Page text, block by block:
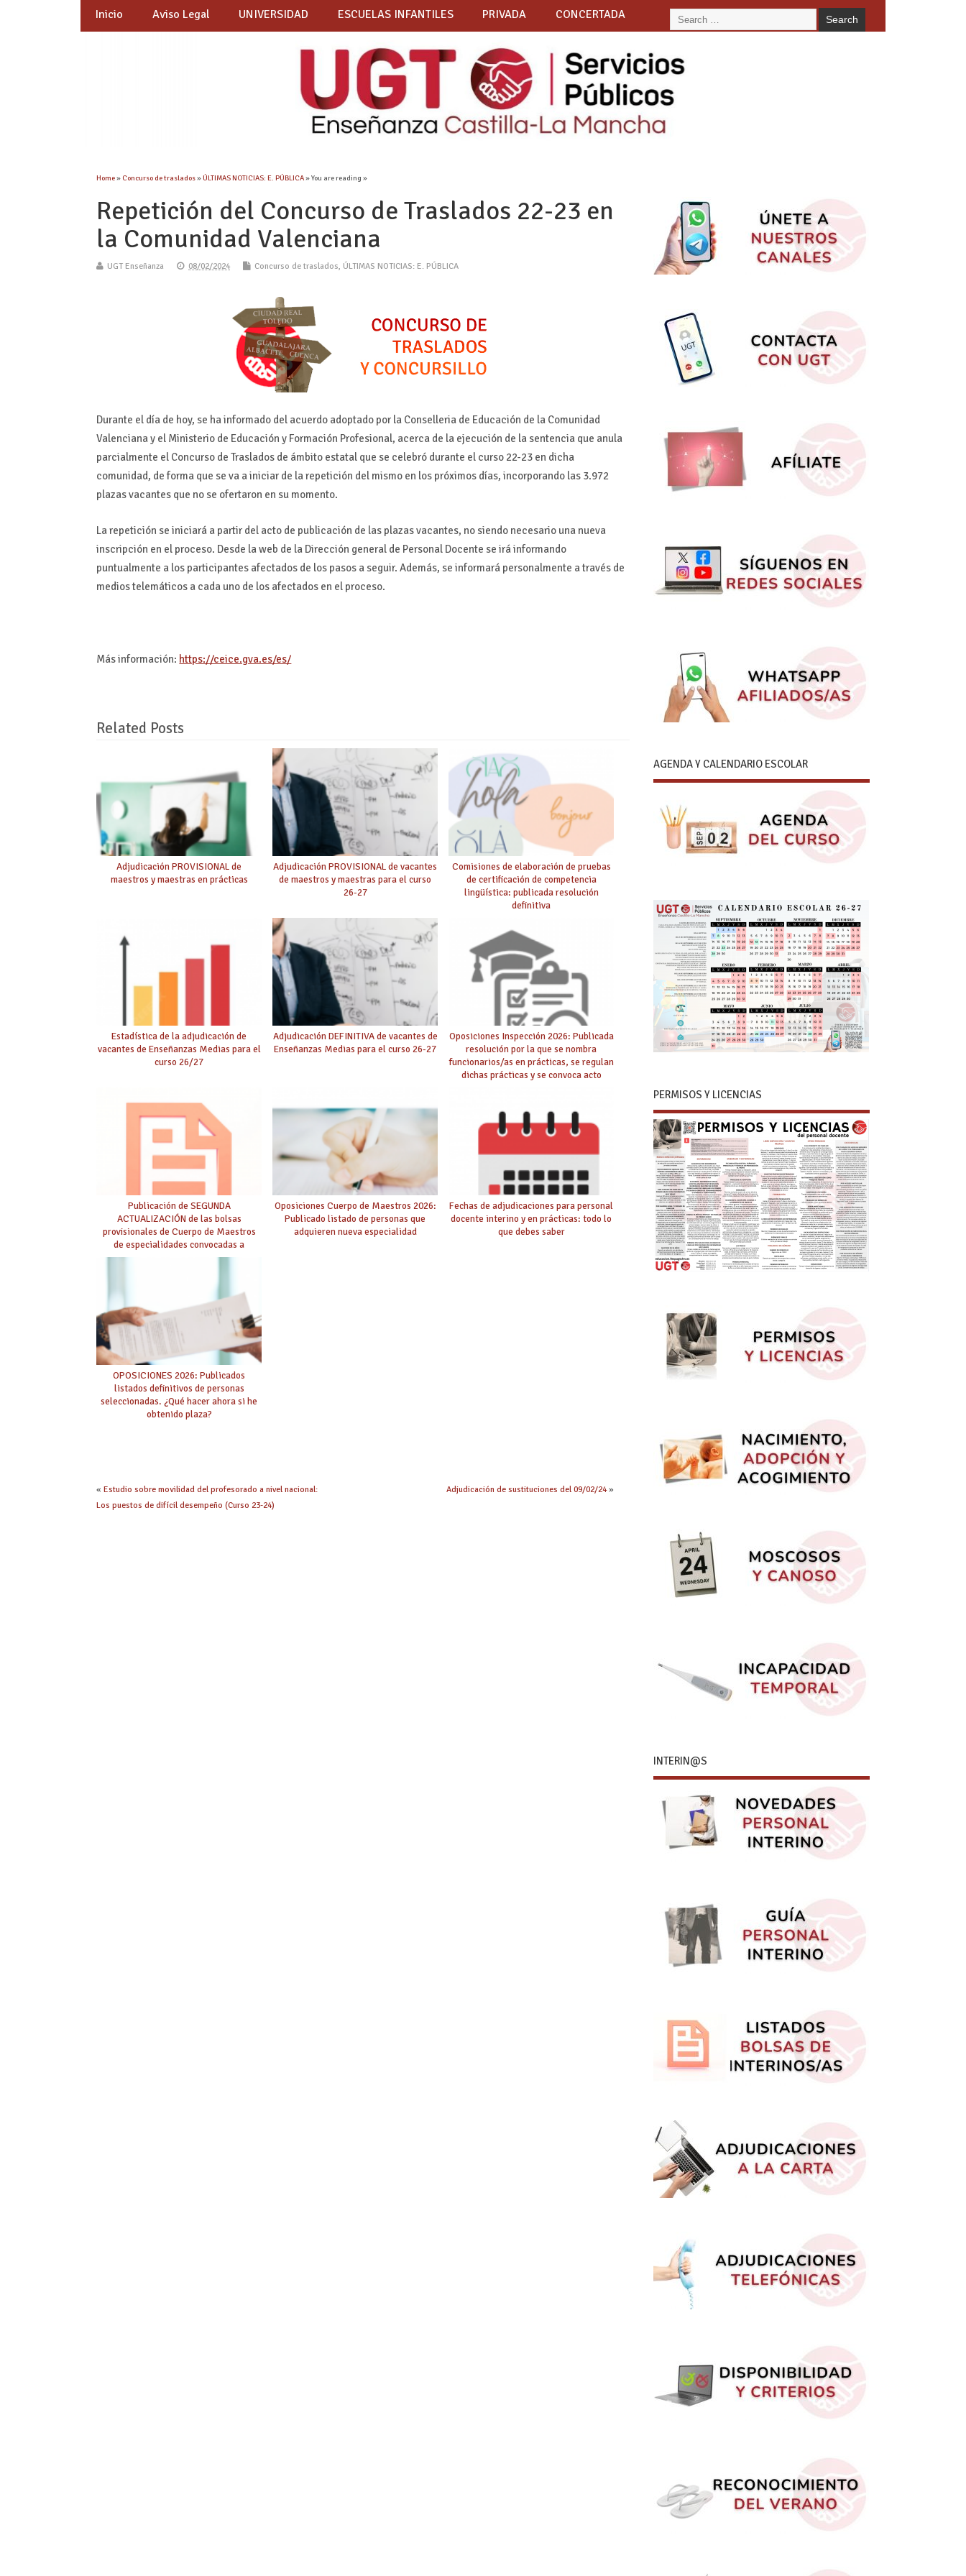
Inicio Aviso Legal UNIVERSIDAD ESCUELAS INFANTILES PRIVADA CONCERTADA
Home» Concurso de traslados»ÚLTIMAS NOTICIAS: E. PÚBLICA» You are reading »
Repetición del Concurso de Traslados 22-23 en
la Comunidad Valenciana
UGT Enseñanza 08/02/2024 Concurso de traslados, ÚLTIMAS NOTICIAS: E. PÚBLICA
Durante el día de hoy, se ha informado del acuerdo adoptado por la Conselleria de Educación de la Comunidad
Valenciana y el Ministerio de Educación y Formación Profesional, acerca de la ejecución de la sentencia que anula
parcialmente el Concurso de Traslados de ámbito estatal que se celebró durante el curso 22-23 en dicha
comunidad, de forma que se va a iniciar de la repetición del mismo en los próximos días, incorporando las 3.972
plazas vacantes que no se ofertaron en su momento.
La repetición se iniciará a partir del acto de publicación de las plazas vacantes, no siendo necesario una nueva
inscripción en el proceso. Desde la web de la Dirección general de Personal Docente se irá informando
puntualmente a los participantes afectados de los pasos a seguir. Además, se informará personalmente a través de
medios telemáticos a cada uno de los afectados en el proceso.
Más información: https://ceice.gva.es/es/
Related Posts
Adjudicación PROVISIONAL de
maestros y maestras en prácticas
Adjudicación PROVISIONAL de vacantes
de maestros y maestras para el curso
26-27
Comisiones de elaboración de pruebas
de certificación de competencia
lingüística: publicada resolución
definitiva
Estadística de la adjudicación de
vacantes de Enseñanzas Medias para el
curso 26/27
Adjudicación DEFINITIVA de vacantes de
Enseñanzas Medias para el curso 26-27
Oposiciones Inspección 2026: Publicada
resolución por la que se nombra
funcionarios/as en prácticas, se regulan
dichas prácticas y se convoca acto
Publicación de SEGUNDA
ACTUALIZACIÓN de las bolsas
provisionales de Cuerpo de Maestros
de especialidades convocadas a
Oposiciones Cuerpo de Maestros 2026:
Publicado listado de personas que
adquieren nueva especialidad
Fechas de adjudicaciones para personal
docente interino y en prácticas: todo lo
que debes saber
OPOSICIONES 2026: Publicados
listados definitivos de personas
seleccionadas. ¿Qué hacer ahora si he
obtenido plaza?
«Estudio sobre movilidad del profesorado a nivel nacional:
Los puestos de difícil desempeño (Curso 23-24)
Adjudicación de sustituciones del 09/02/24»
AGENDA Y CALENDARIO ESCOLAR
PERMISOS Y LICENCIAS
INTERIN@S